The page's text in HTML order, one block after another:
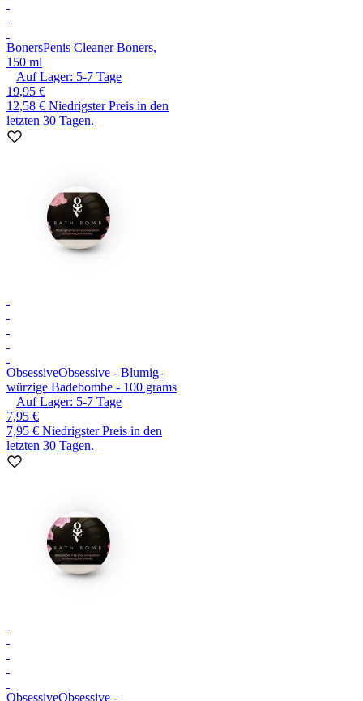
BonersPenis Cleaner Boners,
150 ml
Auf Lager: 5-7 Tage
19,95 €
12,58 € Niedrigster Preis in den
letzten 30 Tagen.
ObsessiveObsessive - Blumig-
würzige Badebombe - 100 grams
Auf Lager: 5-7 Tage
7,95 €
7,95 € Niedrigster Preis in den
letzten 30 Tagen.
ObsessiveObsessive -